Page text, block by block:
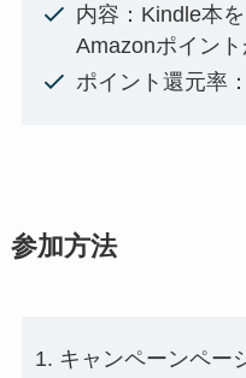
内容：Kindle本
Amazonポイン
ポイント還元率
参加方法
キャンペーンペー